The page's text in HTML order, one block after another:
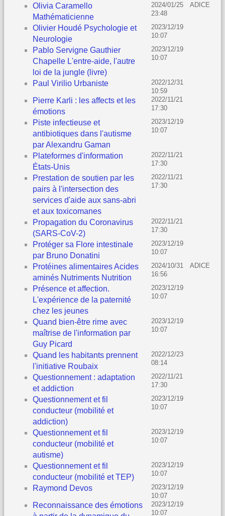
Olivia Caramello
Mathématicienne
2024/01/25
23:48
ADICE
Olivier Houdé Psychologie et
Neurologie
2023/12/19
10:07
Pablo Servigne Gauthier
Chapelle L'entre-aide, l'autre
loi de la jungle (livre)
2023/12/19
10:07
Paul Virilio Urbaniste
2022/12/31
10:59
Pierre Karli : les affects et les
émotions
2022/11/21
17:30
Piste infectieuse et
antibiotiques dans l'autisme
par Alexandru Gaman
2023/12/19
10:07
Plateformes d'information
États-Unis
2022/11/21
17:30
Prestation de soutien par les
pairs à l'intersection des
services d'aide aux sans-abri
et aux toxicomanes
2022/11/21
17:30
Propagation du Coronavirus
(SARS-CoV-2)
2022/11/21
17:30
Protéger sa Flore intestinale
par Bruno Donatini
2023/12/19
10:07
Protéines alimentaires Acides
aminés Nutriments Nutrition
2024/10/31
16:56
ADICE
Présence et affection.
L'expérience de la paternité
chez les jeunes
2023/12/19
10:07
Quand bien-être rime avec
maîtrise de l'information par
Guy Picard
2023/12/19
10:07
Quand les habitants prennent
l'initiative Roubaix
2022/12/23
08:14
Questionnement : adaptation
et addiction
2022/11/21
17:30
Questionnement et fil
conducteur (mobilité et
addiction)
2023/12/19
10:07
Questionnement et fil
conducteur (mobilité et
autisme)
2023/12/19
10:07
Questionnement et fil
conducteur (mobilité et TEP)
2023/12/19
10:07
Raymond Devos
2023/12/19
10:07
Reconnaissance des émotions
2023/12/19
10:07